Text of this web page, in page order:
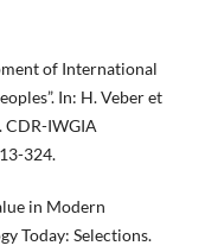
of International
In: H. Veber et
CDR-IWGIA
324.
in Modern
Today: Selections.